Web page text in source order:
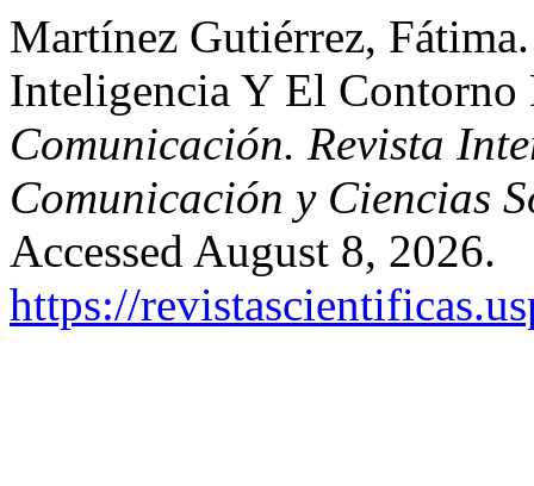
Martínez Gutiérrez,
Inteligencia Y El
Comunicación. Revista
Comunicación y Ciencias
Accessed August 8, 2026.
https://